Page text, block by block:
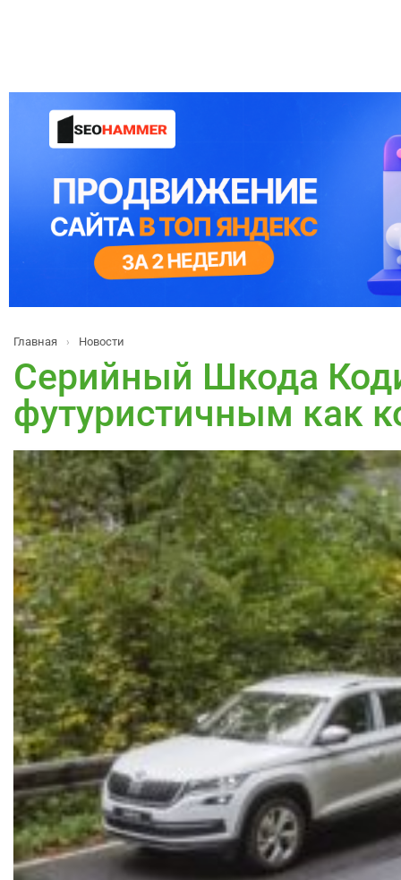
Главная › Новости
Серийный Шкода
футуристичным как